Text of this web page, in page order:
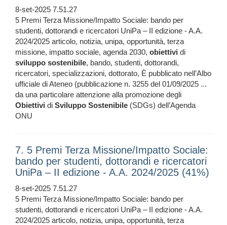
8-set-2025 7.51.27
5 Premi Terza Missione/Impatto Sociale: bando per
studenti, dottorandi e ricercatori UniPa – II edizione - A.A.
2024/2025 articolo, notizia, unipa, opportunità, terza
missione, impatto sociale, agenda 2030, obiettivi di
sviluppo sostenibile, bando, studenti, dottorandi,
ricercatori, specializzazioni, dottorato, È pubblicato nell’Albo
ufficiale di Ateneo (pubblicazione n. 3255 del 01/09/2025 ...
da una particolare attenzione alla promozione degli
Obiettivi di Sviluppo Sostenibile (SDGs) dell’Agenda
ONU
7. 5 Premi Terza Missione/Impatto Sociale:
bando per studenti, dottorandi e ricercatori
UniPa – II edizione - A.A. 2024/2025 (41%)
8-set-2025 7.51.27
5 Premi Terza Missione/Impatto Sociale: bando per
studenti, dottorandi e ricercatori UniPa – II edizione - A.A.
2024/2025 articolo, notizia, unipa, opportunità, terza